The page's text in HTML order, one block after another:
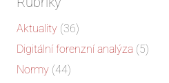
Aktuality (36)
Digitální forenzní analýza (5)
Normy (44)